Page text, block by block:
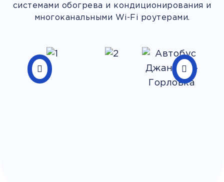
системами обогрева и кондиционирования и
многоканальными Wi-Fi роутерами.